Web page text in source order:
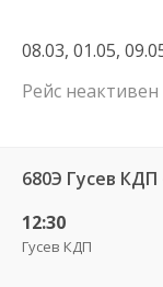
Рейс неактивен
12:30
Гусев КДП